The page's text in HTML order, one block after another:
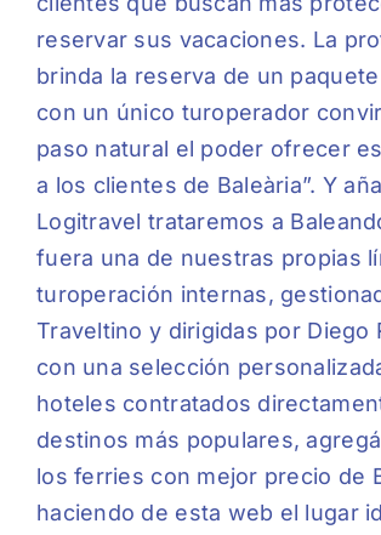
reservar sus vacaciones. La
brinda la reserva de un
con un único turoperador
paso natural el poder ofrecer
a los clientes de Baleària”. Y
Logitravel trataremos a
fuera una de nuestras propias
turoperación internas,
Traveltino y dirigidas por Diego
con una selección
hoteles contratados
destinos más populares,
los ferries con mejor precio de
haciendo de esta web el lugar